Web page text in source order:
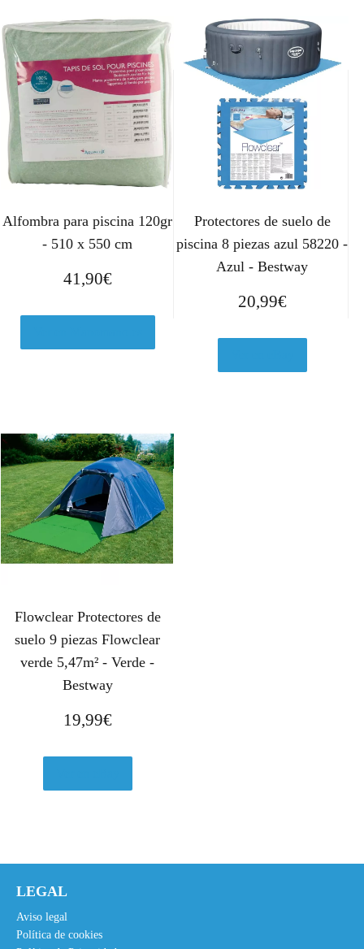
Alfombra para piscina 120gr
- 510 x 550 cm
41,90€
Protectores de suelo de
piscina 8 piezas azul 58220 -
Azul - Bestway
20,99€
Flowclear Protectores de
suelo 9 piezas Flowclear
verde 5,47m² - Verde -
Bestway
19,99€
LEGAL
Aviso legal
Política de cookies